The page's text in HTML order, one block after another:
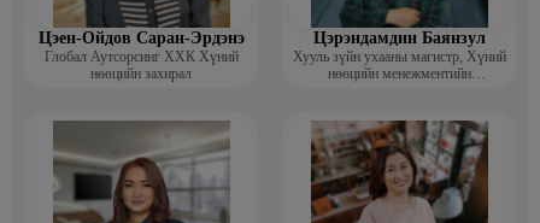
Цэен-Ойдов Саран-Эрдэнэ
Глобал Аутсорсинг ХХК Хүний
нөөцийн захирал
Цэрэндамдин Баянзул
Хууль зүйн ухааны магистр, Хүний
нөөцийн менежментийн